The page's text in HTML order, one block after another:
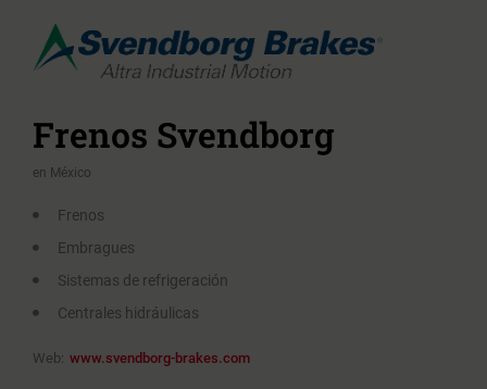
Frenos Svendborg
en México
Frenos
Embragues
Sistemas de refrigeración
Centrales hidráulicas
Web: www.svendborg-brakes.com